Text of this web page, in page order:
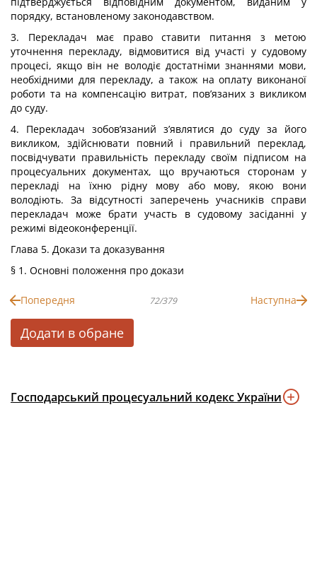
порядку, встановленому законодавством.
3. Перекладач має право ставити питання з метою
уточнення перекладу, відмовитися від участі у судовому
процесі, якщо він не володіє достатніми знаннями мови,
необхідними для перекладу, а також на оплату виконаної
роботи та на компенсацію витрат, пов’язаних з викликом
до суду.
4. Перекладач зобов’язаний з’являтися до суду за його
викликом, здійснювати повний і правильний переклад,
посвідчувати правильність перекладу своїм підписом на
процесуальних документах, що вручаються сторонам у
перекладі на їхню рідну мову або мову, якою вони
володіють. За відсутності заперечень учасників справи
перекладач може брати участь в судовому засіданні у
режимі відеоконференції.
Глава 5. Докази та доказування
§ 1. Основні положення про докази
Попередня 72/379 Наступна
Додати в обране
Господарський процесуальний кодекс України